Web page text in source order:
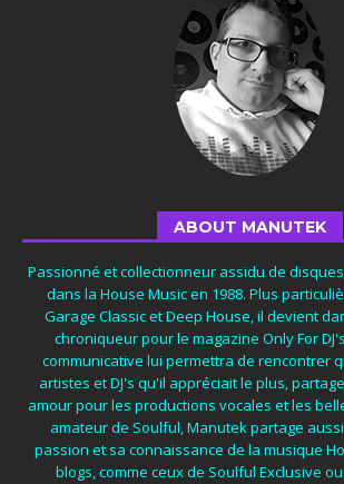
ABOUT MANUTEK
Passionné et collectionneur assidu de
dans la House Music en 1988. Plus
Garage Classic et Deep House, il devient
chroniqueur pour le magazine Only For
communicative lui permettra de rencontrer
artistes et DJ's qu'il appréciait le plus,
amour pour les productions vocales et les
amateur de Soulful, Manutek partage
passion et sa connaissance de la musique
blogs, comme ceux de Soulful Exclusive